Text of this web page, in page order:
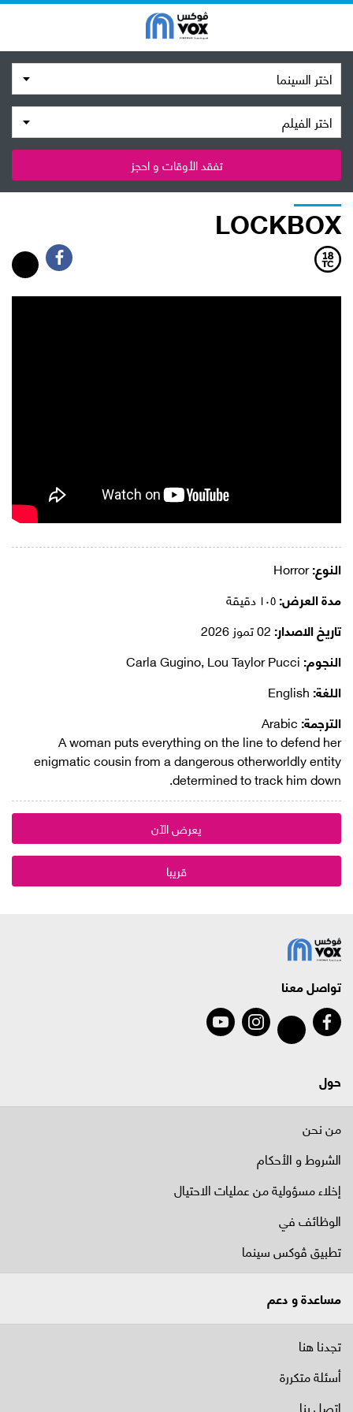
اختر السينما
اختر الفيلم
تفقد الأوقات و احجز
LOCKBOX
النوع:Horror
مدة العرض:
تاريخ الاصدار:
النجوم:
اللغة:
الترجمة:
A woman puts everything on the line to defend her
enigmatic cousin from a dangerous otherworldly entity
determined to track him down.
يعرض الآن
قريبا
تواصل معنا
حول
من نحن
الشروط و الأحكام
إخلاء مسؤولية من عمليات الاحتيال
الوظائف في
تطبيق ڤوكس سينما
مساعدة و دعم
تجدنا هنا
أسئلة متكررة
اتصل بنا